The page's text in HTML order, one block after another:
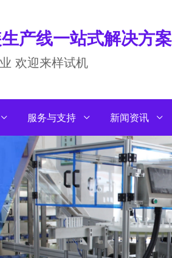
产线一站式解决方案
欢迎来样试机
服务与支持 新闻资讯